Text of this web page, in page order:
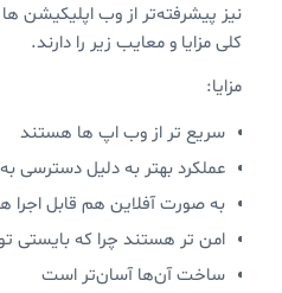
نیز پیشرفته‌تر از وب اپلیکیشن
کلی مزایا و معایب زیر را دارند.
مزایا:
سریع تر از وب اپ ها هستند
عملکرد بهتر به دلیل دسترسی
به صورت آفلاین هم قابل اجرا
امن تر هستند چرا که بایستی
ساخت آن‌ها آسان‌تر است